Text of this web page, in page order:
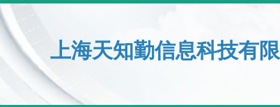
上海天知勤信息科技有